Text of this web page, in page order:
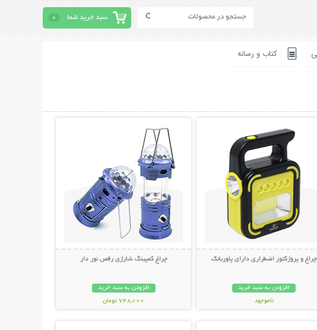
سبد خرید شما 0
کتاب و رسانه
چراغ و پروژکتور اضطراری دارای پاوربانک
افزودن به سبد خرید
ناموجود
چراغ کمپینگ شارژی رقص نور دار
افزودن به سبد خرید
748,000 تومان